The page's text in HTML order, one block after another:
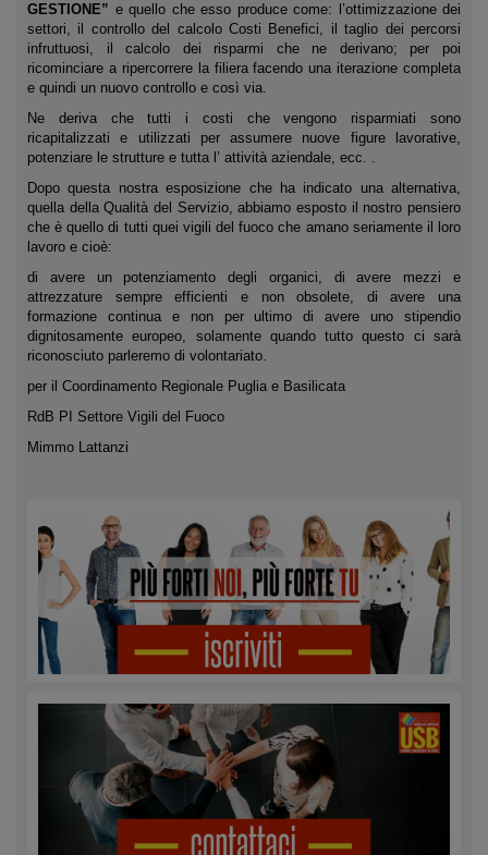
GESTIONE” e quello che esso produce come: l’ottimizzazione dei
settori, il controllo del calcolo Costi Benefici, il taglio dei percorsi
infruttuosi, il calcolo dei risparmi che ne derivano; per poi
ricominciare a ripercorrere la filiera facendo una iterazione completa
e quindi un nuovo controllo e così via.
Ne deriva che tutti i costi che vengono risparmiati sono
ricapitalizzati e utilizzati per assumere nuove figure lavorative,
potenziare le strutture e tutta l’ attività aziendale, ecc. .
Dopo questa nostra esposizione che ha indicato una alternativa,
quella della Qualità del Servizio, abbiamo esposto il nostro pensiero
che è quello di tutti quei vigili del fuoco che amano seriamente il loro
lavoro e cioè:
di avere un potenziamento degli organici, di avere mezzi e
attrezzature sempre efficienti e non obsolete, di avere una
formazione continua e non per ultimo di avere uno stipendio
dignitosamente europeo, solamente quando tutto questo ci sarà
riconosciuto parleremo di volontariato.
per il Coordinamento Regionale Puglia e Basilicata
RdB PI Settore Vigili del Fuoco
Mimmo Lattanzi